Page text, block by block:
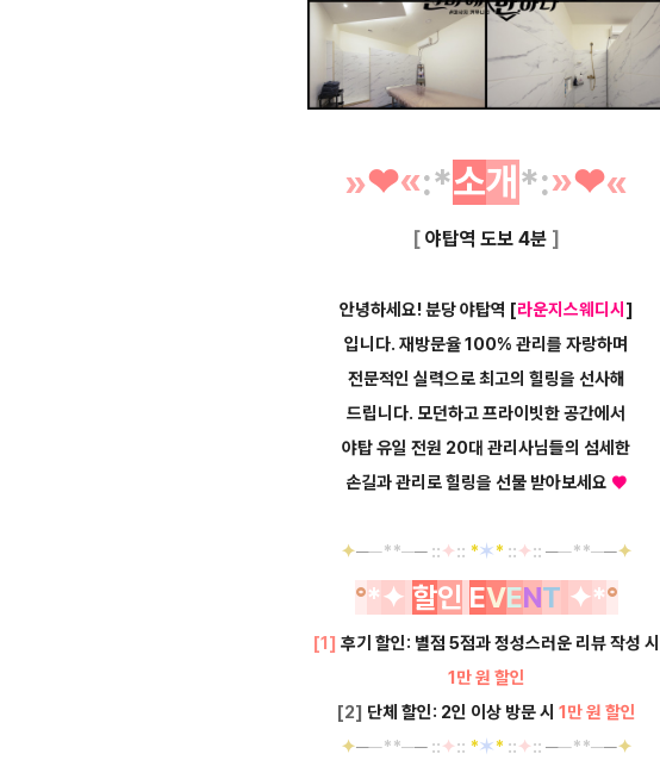
»❤︎«:*소개 *:»❤︎«
[ 야탑역 도보 4분 ]
안녕하세요! 분당 야탑역 [라운지스웨디시 ]
입니다. 재방문율 100% 관리를 자랑하며
전문적인 실력으로 최고의 힐링을 선사해
드립니다. 모던하고 프라이빗한공간에서
야탑 유일 전원 20대 관리사님들의 섬세한
손길과관리로힐링을 선물 받아보세요 ♥
✦──**── ::✦:: *✶* ::✦:: ──**──✦
°*✦ 할인 EVENT ✦*°
[1] 후기 할인: 별점 5점과 정성스러운 리뷰 작성 시
1만 원 할인
[2] 단체 할인: 2인 이상 방문 시 1만 원 할인
✦──**── ::✦:: *✶* ::✦:: ──**──✦